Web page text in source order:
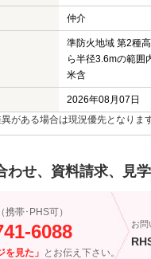
仲介
準防火地域 第2種
ら半径3.6mの範囲
米含
2026年08月07日
がある場合は現況優先となりま
わせ、資料請求、見
携帯･PHS可）
6088
を見た」 とお伝え下さい。
お問